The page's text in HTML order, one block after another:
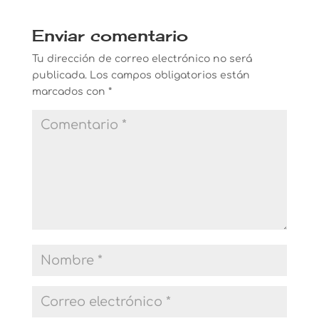
Enviar comentario
Tu dirección de correo electrónico no será
publicada. Los campos obligatorios están
marcados con *